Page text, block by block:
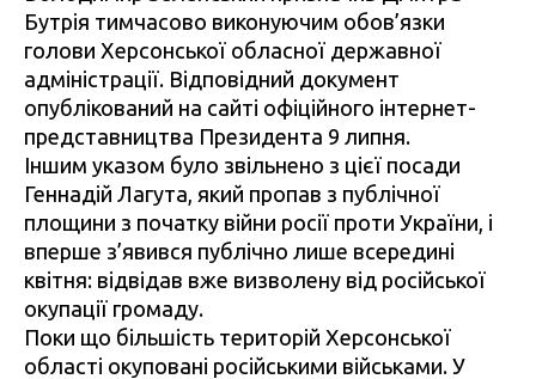
Бутрія тимчасово виконуючим обов’язки
голови Херсонської обласної державної
адміністрації. Відповідний документ
опублікований на сайті офіційного інтернет-
представництва Президента 9 липня.
Іншим указом було звільнено з цієї посади
Геннадій Лагута, який пропав з публічної
площини з початку війни росії проти України, і
вперше з’явився публічно лише всередині
квітня: відвідав вже визволену від російської
окупації громаду.
Поки що більшість територій Херсонської
області окуповані російськими військами. У